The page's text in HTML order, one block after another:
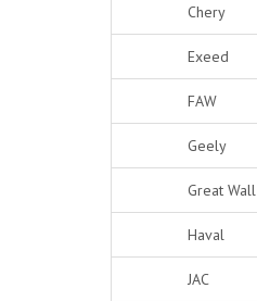
Chery
Exeed
FAW
Geely
Great Wall
Haval
JAC